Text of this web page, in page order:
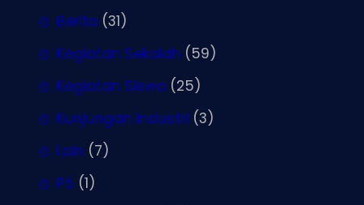
Berita (31)
Kegiatan Sekolah (59)
Kegiatan Siswa (25)
Kunjungan Industri (3)
Lain (7)
P5 (1)